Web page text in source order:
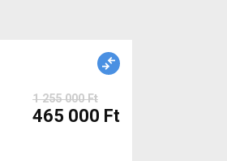
1 255 000 Ft
465 000 Ft